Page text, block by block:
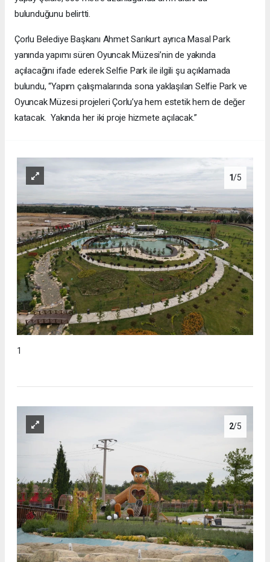
bulunduğunu belirtti.
Çorlu Belediye Başkanı Ahmet Sarıkurt ayrıca Masal Park
yanında yapımı süren Oyuncak Müzesi’nin de yakında
açılacağını ifade ederek Selfie Park ile ilgili şu açıklamada
bulundu, “Yapım çalışmalarında sona yaklaşılan Selfie Park ve
Oyuncak Müzesi projeleri Çorlu’ya hem estetik hem de değer
katacak. Yakında her iki proje hizmete açılacak.”
1/5
1
2/5